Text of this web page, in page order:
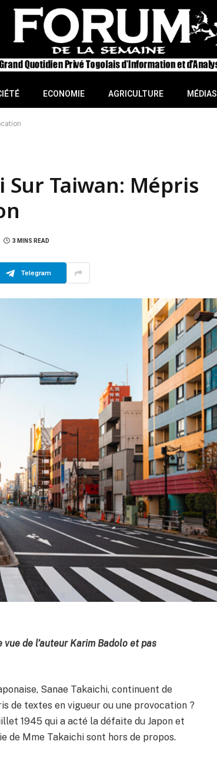
ECONOMIE AGRICULTURE MÉDIAS
Sur Taiwan: Mépris
3 MINS READ
Telegram
de l’auteur Karim Badolo et pas
Sanae Takaichi, continuent de
de textes en vigueur ou une provocation ?
1945 qui a acté la défaite du Japon et
de Mme Takaichi sont hors de propos.